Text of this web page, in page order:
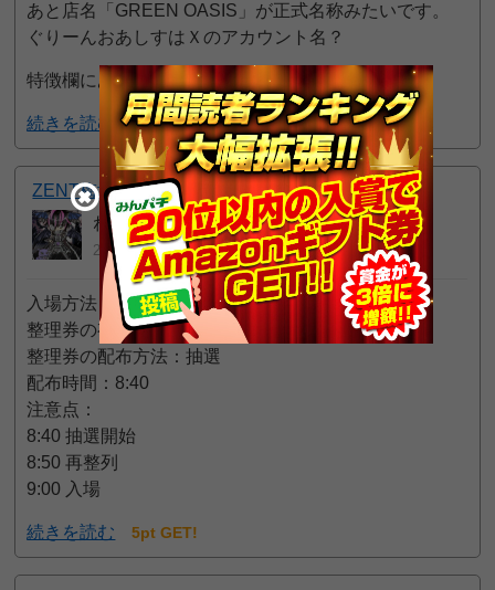
あと店名「GREEN OASIS」が正式名称みたいです。
ぐりーんおあしすはＸのアカウント名？
特徴欄にある「休業中」も撤回でお願いします
続きを読む 15pt GET!
ZENT梅坪店
ねろ
2024年02月28日 7:11 AM
入場方法
整理券の有無：あり（会員カード不要）
整理券の配布方法：抽選
配布時間：8:40
注意点：
8:40 抽選開始
8:50 再整列
9:00 入場
続きを読む 5pt GET!